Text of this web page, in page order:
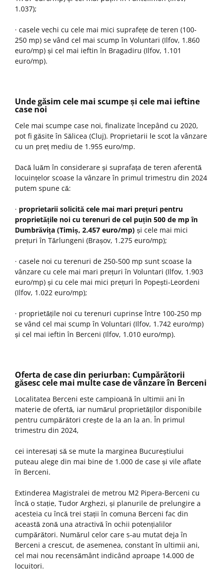
1.037);
· casele vechi cu cele mai mici suprafețe de teren (100-
250 mp) se vând cel mai scump în Voluntari (Ilfov, 1.860
euro/mp) și cel mai ieftin în Bragadiru (Ilfov, 1.101
euro/mp).
Unde găsim cele mai scumpe și cele mai ieftine
case noi
Cele mai scumpe case noi, finalizate începând cu 2020,
pot fi găsite în Sălicea (Cluj). Proprietarii le scot la vânzare
cu un preț mediu de 1.955 euro/mp.
Dacă luăm în considerare și suprafața de teren aferentă
locuințelor scoase la vânzare în primul trimestru din 2024
putem spune că:
· proprietarii solicită cele mai mari prețuri pentru
proprietățile noi cu terenuri de cel puțin 500 de mp în
Dumbrăvița (Timiș, 2.457 euro/mp) și cele mai mici
prețuri în Tărlungeni (Brașov, 1.275 euro/mp);
· casele noi cu terenuri de 250-500 mp sunt scoase la
vânzare cu cele mai mari prețuri în Voluntari (Ilfov, 1.903
euro/mp) și cu cele mai mici prețuri în Popești-Leordeni
(Ilfov, 1.022 euro/mp);
· proprietățile noi cu terenuri cuprinse între 100-250 mp
se vând cel mai scump în Voluntari (Ilfov, 1.742 euro/mp)
și cel mai ieftin în Berceni (Ilfov, 1.010 euro/mp).
Oferta de case din periurban: Cumpărătorii
găsesc cele mai multe case de vânzare în Berceni
Localitatea Berceni este campioană în ultimii ani în
materie de ofertă, iar numărul proprietăților disponibile
pentru cumpărători crește de la an la an. În primul
trimestru din 2024,
cei interesați să se mute la marginea Bucureștiului
puteau alege din mai bine de 1.000 de case și vile aflate
în Berceni.
Extinderea Magistralei de metrou M2 Pipera-Berceni cu
încă o stație, Tudor Arghezi, și planurile de prelungire a
acesteia cu încă trei stații în comuna Berceni fac din
această zonă una atractivă în ochii potențialilor
cumpărători. Numărul celor care s-au mutat deja în
Berceni a crescut, de asemenea, constant în ultimii ani,
cel mai nou recensământ indicând aproape 14.000 de
locuitori.